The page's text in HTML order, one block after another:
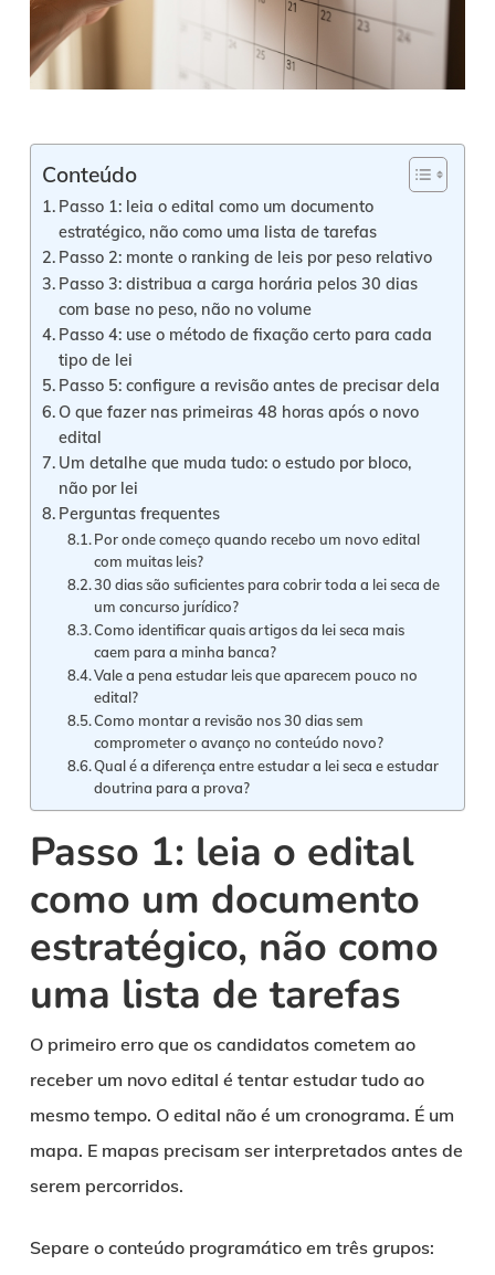
Conteúdo
Passo 1: leia o edital como um documento
estratégico, não como uma lista de tarefas
Passo 2: monte o ranking de leis por peso relativo
Passo 3: distribua a carga horária pelos 30 dias
com base no peso, não no volume
Passo 4: use o método de fixação certo para cada
tipo de lei
Passo 5: configure a revisão antes de precisar dela
O que fazer nas primeiras 48 horas após o novo
edital
Um detalhe que muda tudo: o estudo por bloco,
não por lei
Perguntas frequentes
Por onde começo quando recebo um novo edital
com muitas leis?
30 dias são suficientes para cobrir toda a lei seca de
um concurso jurídico?
Como identificar quais artigos da lei seca mais
caem para a minha banca?
Vale a pena estudar leis que aparecem pouco no
edital?
Como montar a revisão nos 30 dias sem
comprometer o avanço no conteúdo novo?
Qual é a diferença entre estudar a lei seca e estudar
doutrina para a prova?
Passo 1: leia o edital
como um documento
estratégico, não como
uma lista de tarefas
O primeiro erro que os candidatos cometem ao
receber um novo edital é tentar estudar tudo ao
mesmo tempo. O edital não é um cronograma. É um
mapa. E mapas precisam ser interpretados antes de
serem percorridos.
Separe o conteúdo programático em três grupos: